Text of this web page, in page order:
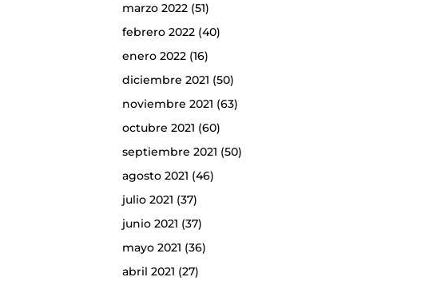
marzo 2022(51)
febrero 2022(40)
enero 2022(16)
diciembre 2021 (50)
noviembre 2021 (63)
octubre 2021 (60)
septiembre 2021 (50)
agosto 2021 (46)
julio 2021 (37)
junio 2021 (37)
mayo 2021 (36)
abril 2021 (27)